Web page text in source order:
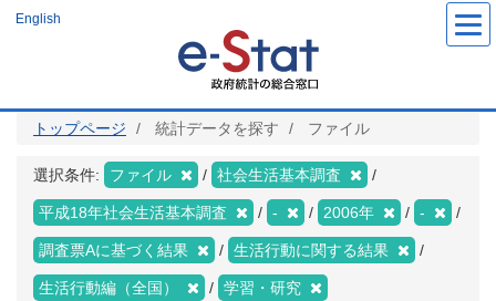
ツ
English
トップページ 統計データを探す ファイル
選択条件: ファイル 社会生活基本調査
平成18年社会生活基本調査 - 2006年 -
調査票Aに基づく結果 生活行動に関する結果
生活行動編（全国） 学習・研究